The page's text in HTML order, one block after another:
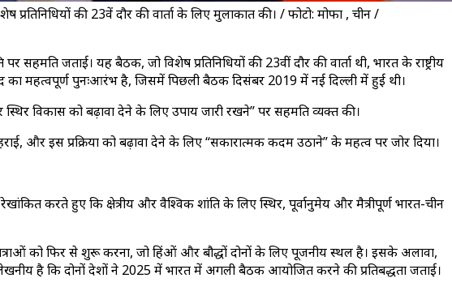
प्रतिनिधियों की 23वें दौर की वार्ता के लिए मुलाकात की। / फोटो: मोफा , चीन /
जताई। यह बैठक, जो विशेष प्रतिनिधियों की 23वीं दौर की वार्ता थी, भारत के राष्ट्रीय
महत्वपूर्ण पुनःआरंभ है, जिसमें पिछली बैठक दिसंबर 2019 में नई दिल्ली में हुई थी।
विकास को बढ़ावा देने के लिए उपाय जारी रखने” पर सहमति व्यक्त की।
और इस प्रक्रिया को बढ़ावा देने के लिए “सकारात्मक कदम उठाने” के महत्व पर जोर दिया।
करते हुए कि क्षेत्रीय और वैश्विक शांति के लिए स्थिर, पूर्वानुमेय और मैत्रीपूर्ण भारत-चीन
को फिर से शुरू करना, जो हिंदुओं और बौद्धों दोनों के लिए पूजनीय स्थल है। इसके अलावा,
है कि दोनों देशों ने 2025 में भारत में अगली बैठक आयोजित करने की प्रतिबद्धता जताई।